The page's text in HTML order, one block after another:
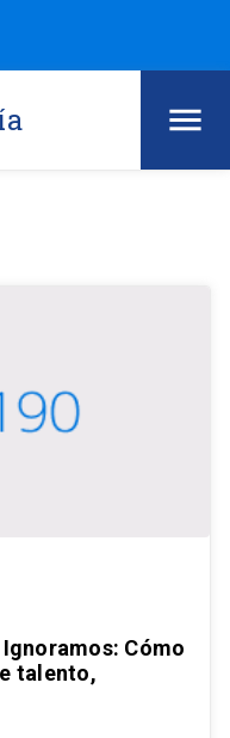
Cómo
talento,